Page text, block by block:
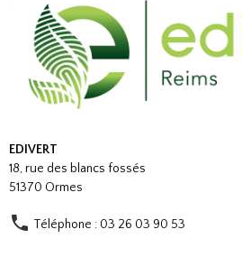
EDIVERT
18, rue des blancs fossés
51370 Ormes
Téléphone : 03 26 03 90 53